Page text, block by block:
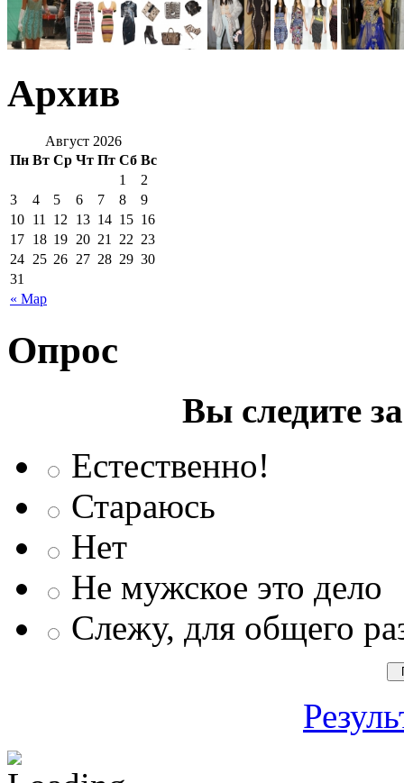
Архив
Август 2026
Пн Вт Ср Чт Пт Сб Вс
« Мар
1
2
3
4 5 6 7 8
9
10 11 12 13 14 15 16
17 18 19 20 21 22 23
24 25 26 27 28 29 30
31
Опрос
Вы следите
Естественно!
Стараюсь
Нет
Не мужское это дело
Слежу, для общего